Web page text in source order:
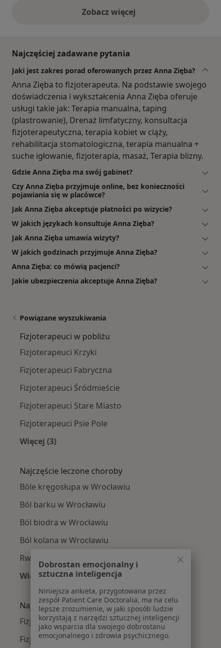
Zobacz więcejopinie powyżej
Najczęściej zadawane pytania
Jaki jest zakres porad oferowanych przez Anna Zięba?
Anna Zięba to fizjoterapeuta. Na podstawie swojego
doświadczenia i wykształcenia Anna Zięba oferuje
usługi takie jak: Terapia manualna, taping
(plastrowanie), Drenaż limfatyczny, konsultacja
fizjoterapeutyczna, terapia kobiet w ciąży,
rehabilitacja stomatologiczna, terapia manualna +
suche igłowanie, fizjoterapia, masaż, Terapia blizny.
Gdzie Anna Zięba ma swój gabinet?
Czy Anna Zięba przyjmuje online, bez konieczności
pojawiania się w placówce?
Jak Anna Zięba akceptuje płatności po wizycie?
W jakich językach konsultuje Anna Zięba?
Jak Anna Zięba umawia wizyty?
W jakich godzinach przyjmuje Anna Zięba?
Anna Zięba: co mówią pacjenci?
Jakie ubezpieczenia akceptuje Anna Zięba?
Powiązane wyszukiwania
Fizjoterapeuci w pobliżu
Fizjoterapeuci Krzyki
Fizjoterapeuci Fabryczna
Fizjoterapeuci Śródmieście
Fizjoterapeuci Stare Miasto
Fizjoterapeuci Psie Pole
Więcej (3)
Najczęście leczone choroby
Bóle kręgosłupa w Wrocławiu
Ból barku w Wrocławiu
Ból biodra w Wrocławiu
Ból kolana w Wrocławiu
Rwa kulszowa w Wrocławiu
Więcej (15)
Więcej w kategorii: Najczęście leczone
Najpopularniejsze ubezpieczenia
Fizjoterapeuci z Allianz w Wrocławiu
Fizjoterapeuci z Medicover w Wrocławiu
Dobrostan emocjonalny i
sztuczna inteligencja
Niniejsza ankieta, przygotowana przez
zespół Patient Care Doctoralia, ma na celu
lepsze zrozumienie, w jaki sposób ludzie
korzystają z narzędzi sztucznej inteligencji
jako wsparcia dla swojego dobrostanu
emocjonalnego i zdrowia psychicznego.